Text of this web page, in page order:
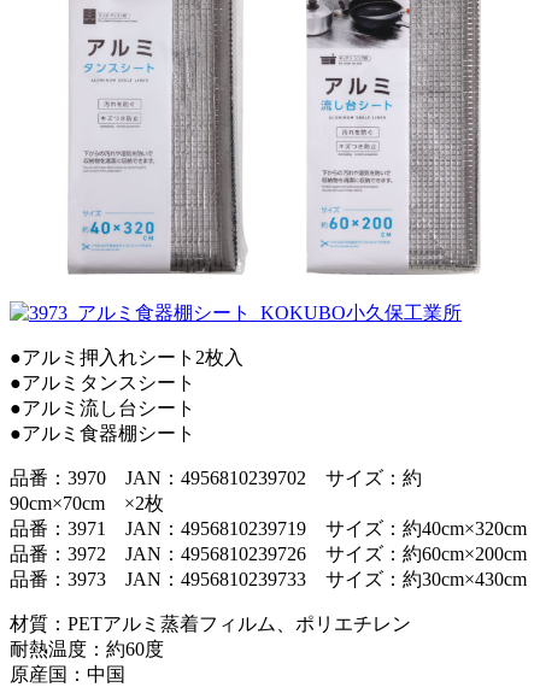
●アルミ押入れシート2枚入
●アルミタンスシート
●アルミ流し台シート
●アルミ食器棚シート
品番：3970 JAN：4956810239702 サイズ：約
90cm×70cm ×2枚
品番：3971 JAN：4956810239719 サイズ：約40cm×320cm
品番：3972 JAN：4956810239726 サイズ：約60cm×200cm
品番：3973 JAN：4956810239733 サイズ：約30cm×430cm
材質：PETアルミ蒸着フィルム、ポリエチレン
耐熱温度：約60度
原産国：中国